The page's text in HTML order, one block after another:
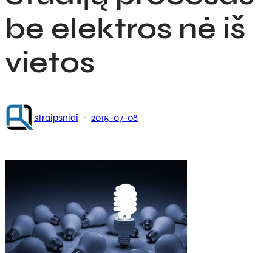
be elektros nė iš
vietos
straipsniai · 2015-07-08